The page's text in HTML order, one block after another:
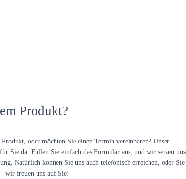
Produkt?
Produkt, oder möchten Sie einen Termin vereinbaren? Unser
Sie da. Füllen Sie einfach das Formular aus, und wir setzen uns
Natürlich können Sie uns auch telefonisch erreichen, oder Sie
wir freuen uns auf Sie!